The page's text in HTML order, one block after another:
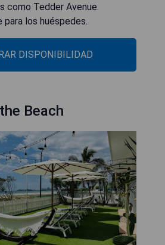
como Tedder Avenue.
para los huéspedes.
DISPONIBILIDAD
Beach